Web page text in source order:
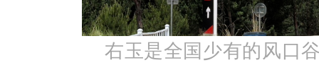
右玉是全国少有的风口